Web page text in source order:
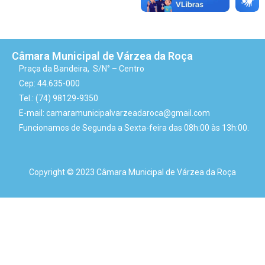
Câmara Municipal de Várzea da Roça
Praça da Bandeira, S/N° – Centro
Cep: 44.635-000
Tel.: (74) 98129-9350
E-mail: camaramunicipalvarzeadaroca@gmail.com
Funcionamos de Segunda a Sexta-feira das 08h:00 às 13h:00.
Copyright © 2023 Câmara Municipal de Várzea da Roça